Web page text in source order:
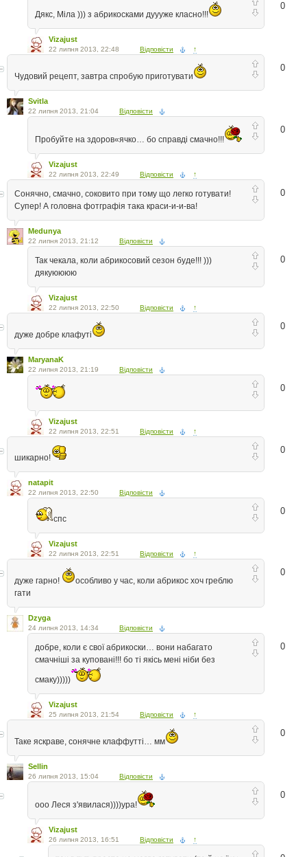
0
Дякс, Міла ))) з абрикосками дуууже класно!!!
Vizajust
22 липня 2013, 22:48 Відповісти ↑
0
Чудовий рецепт, завтра спробую приготувати
Svitla
22 липня 2013, 21:04 Відповісти
0
Пробуйте на здоров«ячко… бо справді смачно!!!
Vizajust
22 липня 2013, 22:49 Відповісти ↑
0
Сонячно, смачно, соковито при тому що легко готувати!
Супер! А головна фотграфія така краси-и-и-ва!
Medunya
22 липня 2013, 21:12 Відповісти
0
Так чекала, коли абрикосовий сезон буде!!! )))
дякуюююю
Vizajust
22 липня 2013, 22:50 Відповісти ↑
0
дуже добре клафуті
MaryanaK
22 липня 2013, 21:19 Відповісти
0
Vizajust
22 липня 2013, 22:51 Відповісти ↑
0
шикарно!
natapit
22 липня 2013, 22:50 Відповісти
0
спс
Vizajust
22 липня 2013, 22:51 Відповісти ↑
0
дуже гарно!
особливо у час, коли абрикос хоч греблю
гати
Dzyga
24 липня 2013, 14:34 Відповісти
0
добре, коли є свої абрикоски… вони набагато
смачніші за куповані!!! бо ті якісь мені ніби без
смаку)))))
Vizajust
25 липня 2013, 21:54 Відповісти ↑
0
Таке яскраве, сонячне клаффутті… мм
Sellin
26 липня 2013, 15:04 Відповісти
0
ооо Леся з'явилася))))ура!
Vizajust
26 липня 2013, 16:51 Відповісти ↑